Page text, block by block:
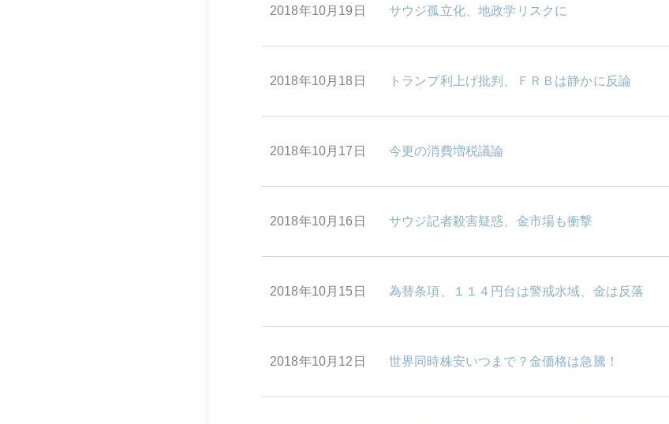
2018年10月19日 サウジ孤立化、地政学リスクに
2018年10月18日 トランプ利上げ批判、ＦＲＢは静かに反論
2018年10月17日 今更の消費増税議論
2018年10月16日 サウジ記者殺害疑惑、金市場も衝撃
2018年10月15日 為替条項、１１４円台は警戒水域、金は反落
2018年10月12日 世界同時株安いつまで？金価格は急騰！